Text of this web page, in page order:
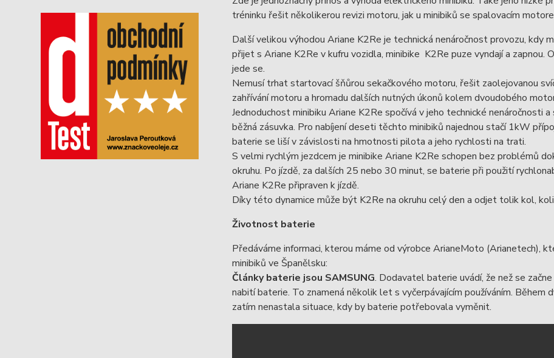
tréninku řešit několikerou revizi motoru, jak u minibiků se spalovacím
Další velikou výhodou Ariane K2Re je technická nenáročnost provozu, kdy
přijet s Ariane K2Re v kufru vozidla, minibike K2Re puze vyndají a zapnou.
jede se.
Nemusí trhat startovací šňůrou sekačkového motoru, řešit zaolejovanou
zahřívání motoru a hromadu dalších nutných úkonů kolem dvoudobého
Jednoduchost minibiku Ariane K2Re spočívá v jeho technické nenáročnosti
běžná zásuvka. Pro nabíjení deseti těchto minibiků najednou stačí 1kW
baterie se liší v závislosti na hmotnosti pilota a jeho rychlosti na trati.
S velmi rychlým jezdcem je minibike Ariane K2Re schopen bez problémů
okruhu. Po jízdě, za dalších 25 nebo 30 minut, se baterie při použití
Ariane K2Re připraven k jízdě.
Díky této dynamice může být K2Re na okruhu celý den a odjet tolik kol,
Životnost baterie
Předáváme informaci, kterou máme od výrobce ArianeMoto (Arianetech),
minibiků ve Španělsku:
Články baterie jsou SAMSUNG. Dodavatel baterie uvádí, že než se
nabití baterie. To znamená několik let s vyčerpávajícím používáním. Během
zatím nenastala situace, kdy by baterie potřebovala vyměnit.